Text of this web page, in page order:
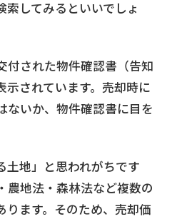
してみるといいでしょ
付された物件確認書（告知
示されています。売却時に
ないか、物件確認書に目を
土地」と思われがちです
農地法・森林法など複数の
ります。そのため、売却価